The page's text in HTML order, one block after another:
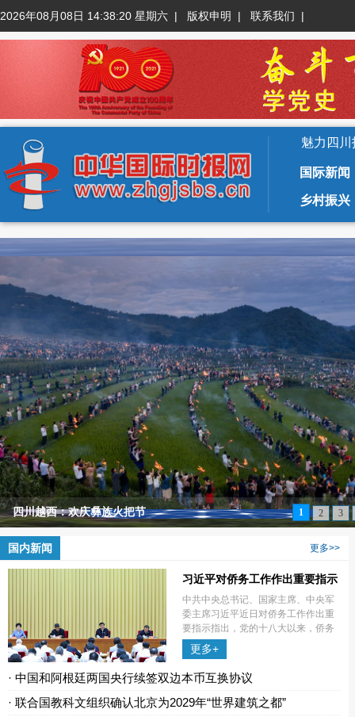
2026年08月08日 14:38:21 星期六 | 版权申明 | 联系我们 |
魅力四川
国际新闻
乡村振兴
四川越西：欢庆彝族火把节 1 2 3
国内新闻 更多>>
习近平对侨务工作作出重要指示
中共中央总书记、国家主席、中央军
委主席习近平近日对侨务工作作出重
要指示指出，党的十八大以来，侨务
战线认真落实党中央决策部署，团结
动员广大海外侨胞和归侨侨眷，在推
动国家经济社会发展、传承弘扬中华
文化、增
更多+
· 中国和阿根廷两国央行续签双边本币互换协议
· 联合国教科文组织确认北京为2029年“世界建筑之都”